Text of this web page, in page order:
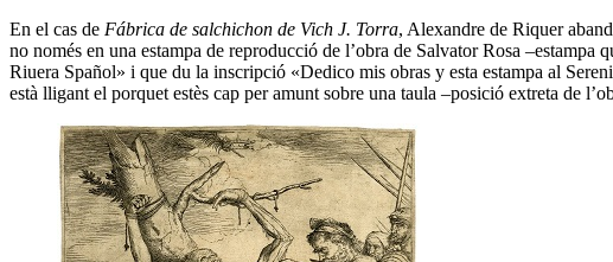
En el cas de Fábrica de salchichon de Vich J. Torra, Alexandre de Riquer
no només en una estampa de reproducció de l’obra de Salvator Rosa
Riuera Spañol» i que du la inscripció «Dedico mis obras y esta estampa al
està lligant el porquet estès cap per amunt sobre una taula –posició extreta de